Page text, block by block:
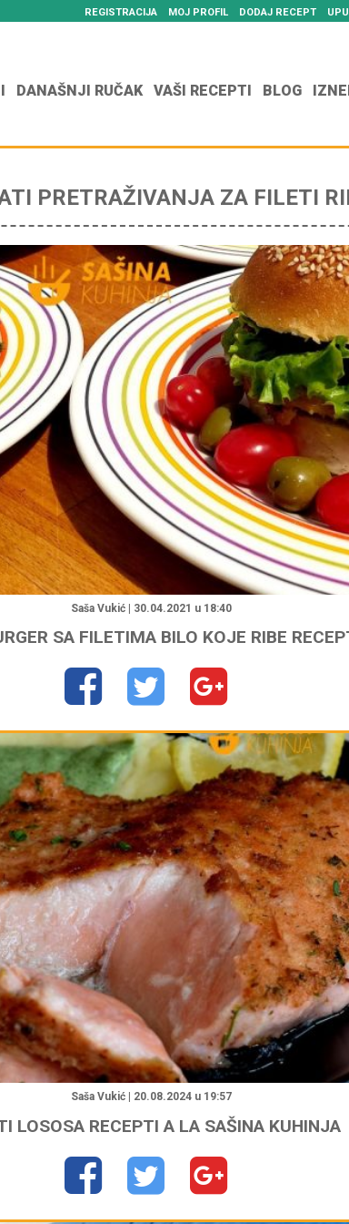
REGISTRACIJA MOJ PROFIL DODAJ RECEPT
DANAŠNJI RUČAK VAŠI RECEPTI BLOG
PRETRAŽIVANJA ZA FILETI
"
Saša Vukić | 30.04.2021 u 18:40
SA FILETIMA BILO KOJE RIBE
"
Saša Vukić | 20.08.2024 u 19:57
LOSOSA RECEPTI A LA SAŠINA KUHINJA